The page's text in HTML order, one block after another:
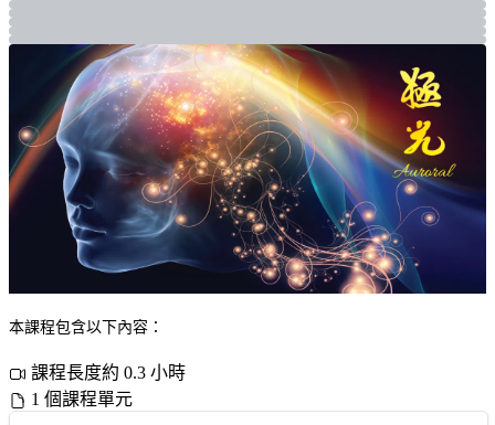
本課程包含以下內容：
課程長度約 0.3 小時
1 個課程單元